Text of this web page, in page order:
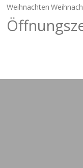
Weihnachten